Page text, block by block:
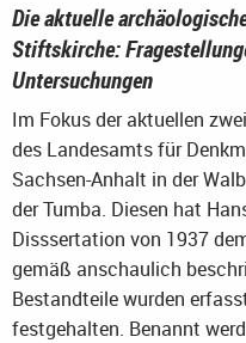
Die aktuelle
Stiftskirche:
Untersuchungen
Im Fokus der aktuellen
des Landesamts für
Sachsen-Anhalt in der
der Tumba. Diesen hat
Disssertation von 1937
gemäß anschaulich
Bestandteile wurden
festgehalten. Benannt